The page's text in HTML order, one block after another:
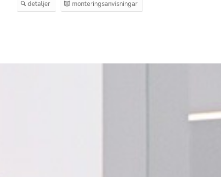
detaljer monteringsanvisningar